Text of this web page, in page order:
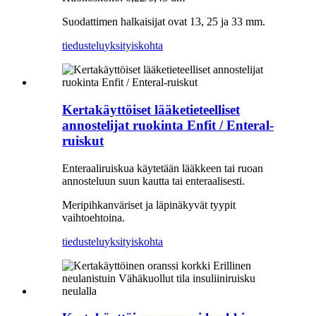
Suodattimen halkaisijat ovat 13, 25 ja 33 mm.
tiedusteluyksityiskohta
Kertakäyttöiset lääketieteelliset
annostelijat ruokinta Enfit / Enteral-
ruiskut
Enteraaliruiskua käytetään lääkkeen tai ruoan
annosteluun suun kautta tai enteraalisesti.
Meripihkanväriset ja läpinäkyvät tyypit
vaihtoehtoina.
tiedusteluyksityiskohta